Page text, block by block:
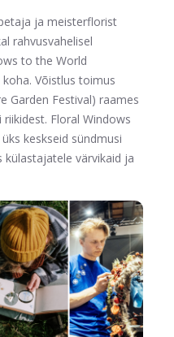
ja meisterflorist
rahvusvahelisel
to the World
Võistlus toimus
Garden Festival) raames
Floral Windows
keskseid sündmusi
külastajatele värvikaid ja